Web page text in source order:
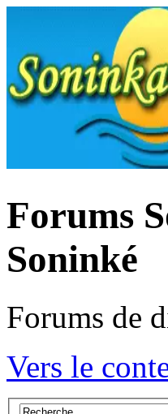
Forums
Soninké
Forums de
Vers le